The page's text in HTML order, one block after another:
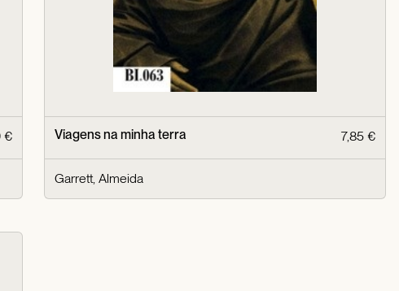
€ Viagens na minha terra 7,85 €
Garrett, Almeida